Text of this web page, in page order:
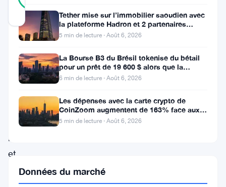
Mis à jour 2 ans il y a
marché
des
traverse
des
hauts
et
des
bas
Tether mise sur l’immobilier saoudien avec
la plateforme Hadron et 2 partenaires
locaux
5 min de lecture · Août 6, 2026
La Bourse B3 du Brésil tokenise du bétail
pour un prêt de 19 600 $ alors que la
blockchain atteint la ferme
6 min de lecture · Août 6, 2026
Les dépenses avec la carte crypto de
CoinZoom augmentent de 163% face aux
factures de carburant et d’épicerie
5 min de lecture · Août 6, 2026
Données du marché